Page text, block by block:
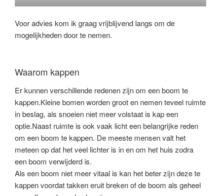
Voor advies kom ik graag vrijblijvend langs om de
mogelijkheden door te nemen.
Waarom kappen
Er kunnen verschillende redenen zijn om een boom te
kappen.Kleine bomen worden groot en nemen teveel ruimte
in beslag, als snoeien niet meer volstaat is kap een
optie.Naast ruimte is ook vaak licht een belangrijke reden
om een boom te kappen. De meeste mensen valt het
meteen op dat het veel lichter is in en om het huis zodra
een boom verwijderd is.
Als een boom niet meer vitaal is kan het beter zijn deze te
kappen voordat takken eruit breken of de boom als geheel